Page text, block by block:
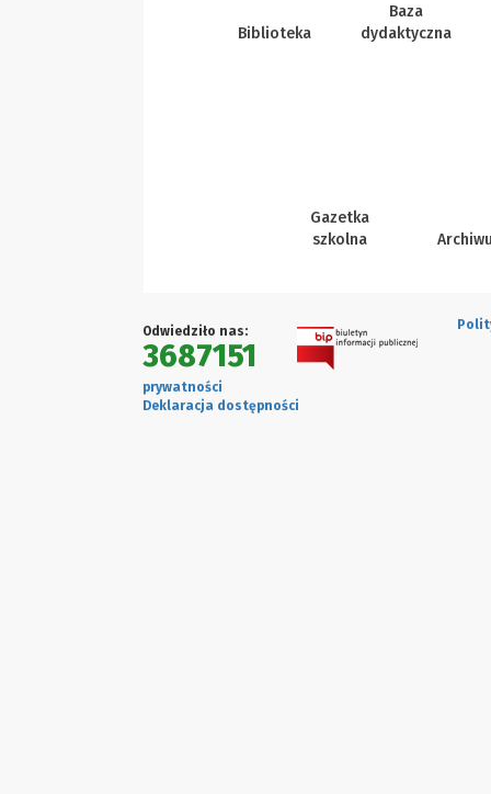
Biblioteka
Baza
dydaktyczna
Gazetka
szkolna
Odwiedziło nas:
3687151
prywatności
Deklaracja dostępności